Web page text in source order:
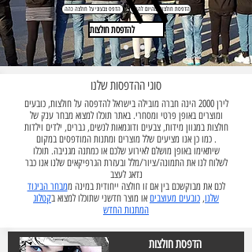
הדפס צבעוני על חולצה כהה הדפסת חולצות מהיום להיום
להדפסת חולצות
סוגי ההדפסות שלנו
לירן 2000 הינה חברה מובילה בישראל להדפסה על חולצות, כובעים
ומוצרים באופן פרטי ומסחרי. באתר תוכלו למצוא מבחר ענק של
חולצות במגוון מידות, צבעים ודוגמאות לנשים, גברים, ילדים וילדות
. כמו כן אנו מציעים שלל מוצרים ומתנות המודפסים במקום
שיתאימו באופן מושלם לאירוע שלכם או כמתנה מגניבה. תוכלו
לשלוח לנו את התמונה/ציור/מלל ובעזרת הגרפיקאים שלנו אנו כבר
נדאג לעצב
לכם את מבוקשכם בין אם זו חולצה ייחודית במינה ממבחר הביגוד
שלנו, כובעים מעוצבים או מוצר חדשני שתוכלו למצוא בקטלוג
המתנות החדש
הדפסת חולצות